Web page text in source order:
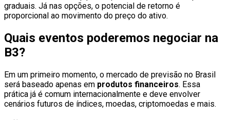
graduais. Já nas opções, o potencial de retorno é
proporcional ao movimento do preço do ativo.
Quais eventos poderemos negociar na
B3?
Em um primeiro momento, o mercado de previsão no Brasil
será baseado apenas em produtos financeiros. Essa
prática já é comum internacionalmente e deve envolver
cenários futuros de índices, moedas, criptomoedas e mais.